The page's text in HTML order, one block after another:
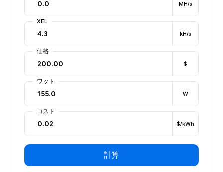
MH/s
XEL
kH/s
価格
$
ワット
W
コスト
$/kWh
計算